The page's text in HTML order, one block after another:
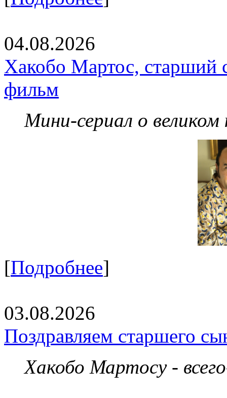
04.08.2026
Хакобо Мартос, старший
фильм
Мини-сериал о великом
[Подробнее]
03.08.2026
Поздравляем старшего
Хакобо Мартосу -